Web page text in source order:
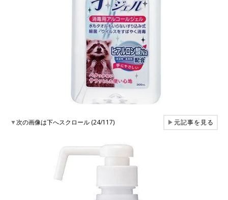
▼次の画像は下へスクロール (24/117) ▶元記事を見る